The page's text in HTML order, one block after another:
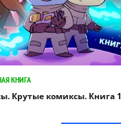
КНИГА
Крутые комиксы. Книга 1